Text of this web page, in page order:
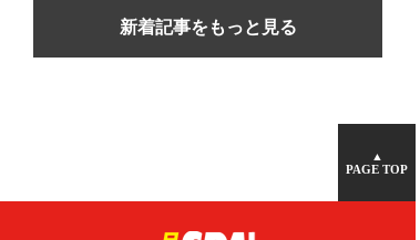
新着記事をもっと見る
▲
PAGE TOP